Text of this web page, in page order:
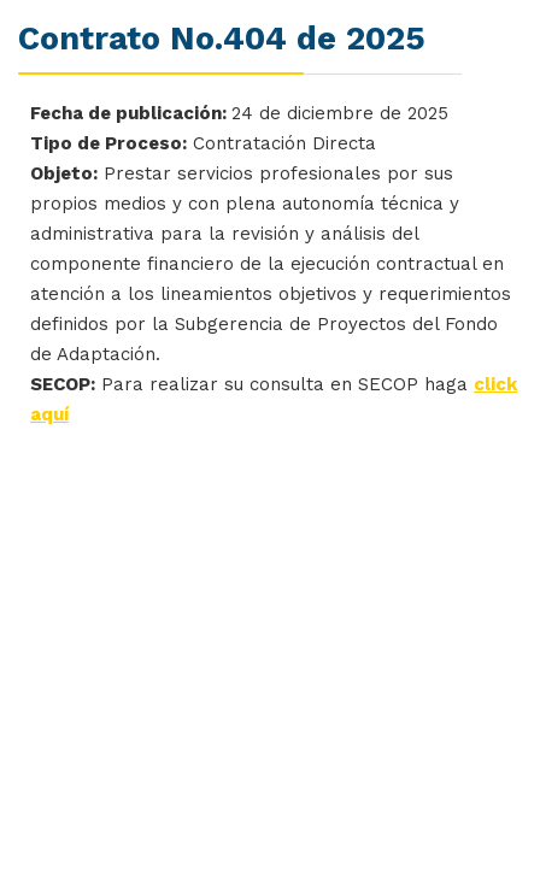
Contrato No.404 de 2025
Fecha de publicación: 24 de diciembre de 2025
Tipo de Proceso: Contratación Directa
Objeto: Prestar servicios profesionales por sus
propios medios y con plena autonomía técnica y
administrativa para la revisión y análisis del
componente financiero de la ejecución contractual en
atención a los lineamientos objetivos y requerimientos
definidos por la Subgerencia de Proyectos del Fondo
de Adaptación.
SECOP: Para realizar su consulta en SECOP haga click
aquí